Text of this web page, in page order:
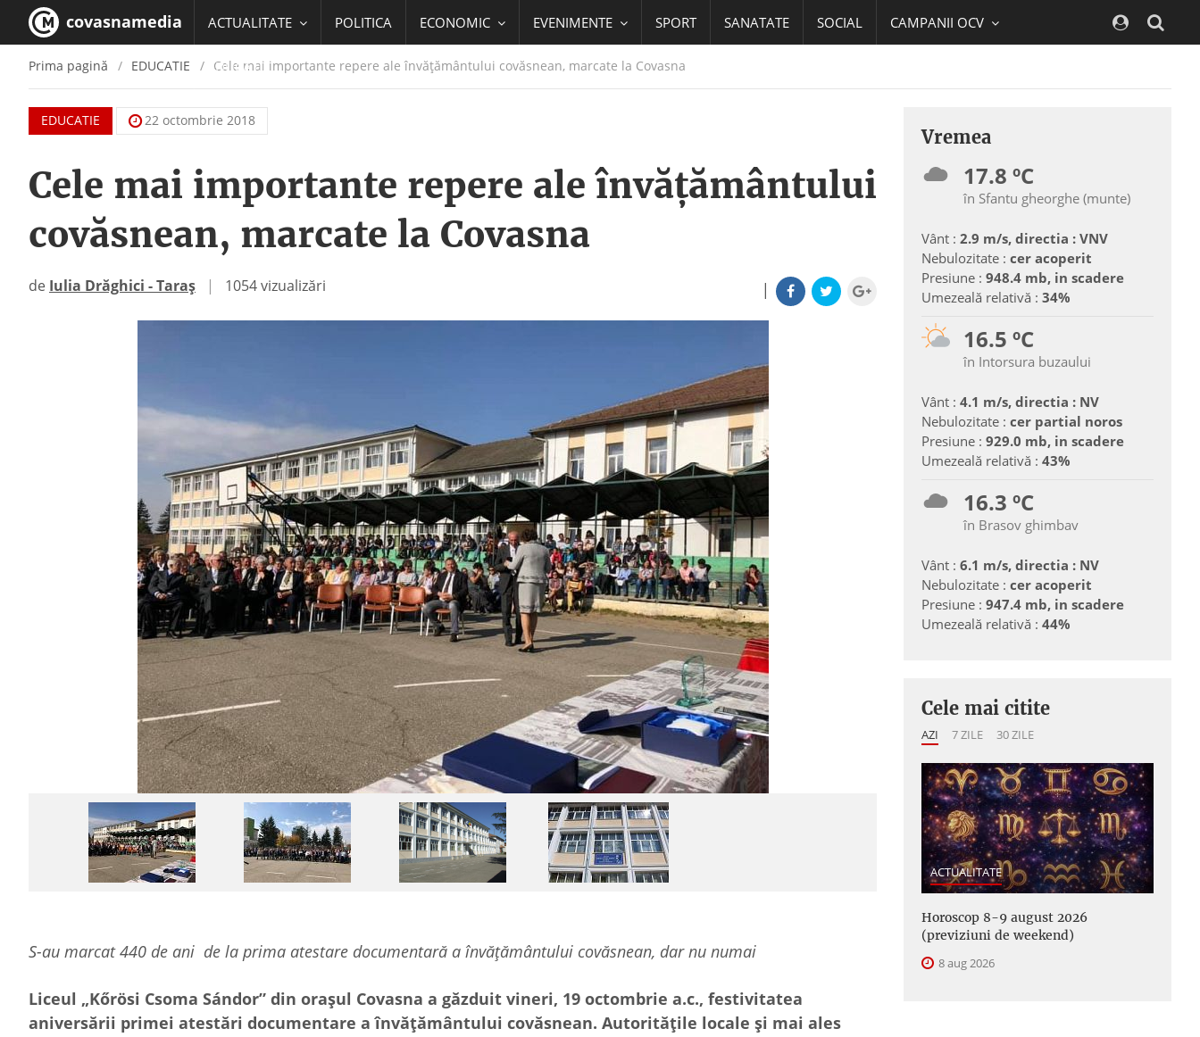
covasnamedia ACTUALITATE POLITICA ECONOMIC EVENIMENTE SPORT SANATATE SOCIAL CAMPANII OCV
EDUCATIE
Prima pagină EDUCATIE Cele mai importante repere ale învățământului covăsnean, marcate la Covasna
EDUCATIE 22 octombrie 2018
Cele mai importante repere ale învățământului
covăsnean, marcate la Covasna
|
de Iulia Drăghici - Taraș | 1054 vizualizări
S-au marcat 440 de ani de la prima atestare documentară a învățământului covăsnean, dar nu numai
Liceul „Kőrösi Csoma Sándor” din orașul Covasna a găzduit vineri, 19 octombrie a.c., festivitatea
aniversării primei atestări documentare a învățământului covăsnean. Autoritățile locale și mai ales
Vremea
17.8 ºC
în Sfantu gheorghe (munte)
Vânt : 2.9 m/s, directia : VNV
Nebulozitate : cer acoperit
Presiune : 948.4 mb, in scadere
Umezeală relativă : 34%
16.5 ºC
în Intorsura buzaului
Vânt : 4.1 m/s, directia : NV
Nebulozitate : cer partial noros
Presiune : 929.0 mb, in scadere
Umezeală relativă : 43%
16.3 ºC
în Brasov ghimbav
Vânt : 6.1 m/s, directia : NV
Nebulozitate : cer acoperit
Presiune : 947.4 mb, in scadere
Umezeală relativă : 44%
Cele mai citite
AZI 7 ZILE 30 ZILE
ACTUALITATE
Horoscop 8-9 august 2026
(previziuni de weekend)
8 aug 2026